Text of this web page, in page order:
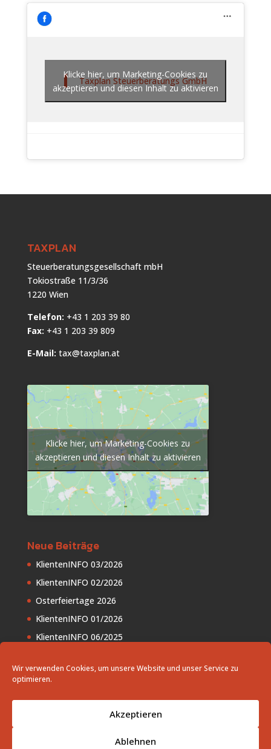
Wir verwenden Cookies, um unsere Website und unser Service zu
optimieren.
Akzeptieren
Ablehnen
Taxplan Steuerberatungs GmbH
Klicke hier, um Marketing-Cookies zu
akzeptieren und diesen Inhalt zu aktivieren
TAXPLAN
Steuerberatungsgesellschaft mbH
Tokiostraße 11/3/36
1220 Wien
Telefon: +43 1 203 39 80
Fax: +43 1 203 39 809
E-Mail: tax@taxplan.at
Klicke hier, um Marketing-Cookies zu
akzeptieren und diesen Inhalt zu aktivieren
Neue Beiträge
KlientenINFO 03/2026
KlientenINFO 02/2026
Osterfeiertage 2026
KlientenINFO 01/2026
KlientenINFO 06/2025
Impressum
Datenschutzerklärung